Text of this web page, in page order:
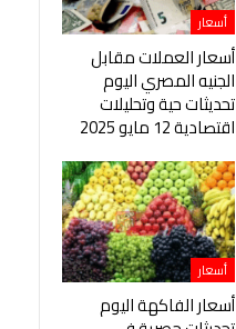
أسعار
أسعار العملات مقابل
الجنيه المصري اليوم
تحديثات حية وتحليلات
اقتصادية 12 مايو 2025
أسعار
أسعار الفاكهة اليوم